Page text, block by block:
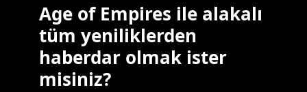
Age of Empires ile alakalı
tüm yeniliklerden
haberdar olmak ister
misiniz?